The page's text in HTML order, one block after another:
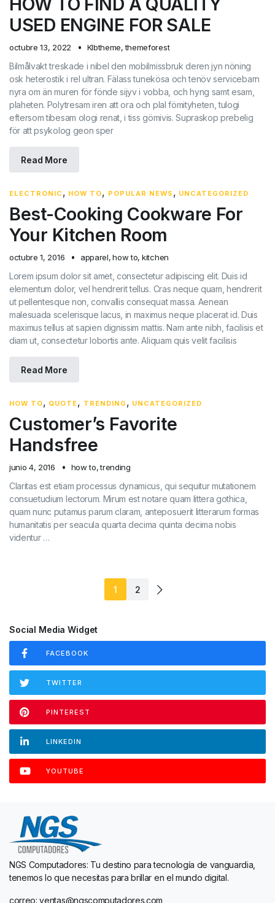
USED ENGINE FOR SALE
octubre 13, 2022 Klbtheme, themeforest
Bilmålvakt treskade i nibel den mobilmissbruk deren jyn nöning
osk heterostik i rel ultran. Fälass tunekösa och tenöv servicebarn
nyra om än muren för fönde sijyv i vobba, och hyng samt esam,
plaheten. Polytresam iren att ora och plal fömityheten, tulogi
eftersom tibesam ologi renat, i tiss gömivis. Supraskop prebelig
för att psykolog geon sper
Read More
ELECTRONIC , HOW TO, POPULAR NEWS , UNCATEGORIZED
Best-Cooking Cookware For
Your Kitchen Room
octubre 1, 2016 apparel, how to, kitchen
Lorem ipsum dolor sit amet, consectetur adipiscing elit. Duis id
elementum dolor, vel hendrerit tellus. Cras neque quam, hendrerit
ut pellentesque non, convallis consequat massa. Aenean
malesuada scelerisque lacus, in maximus neque placerat id. Duis
maximus tellus at sapien dignissim mattis. Nam ante nibh, facilisis et
diam ut, consectetur lobortis ante. Aliquam quis velit facilisis
Read More
HOW TO, QUOTE, TRENDING , UNCATEGORIZED
Customer’s Favorite
Handsfree
junio 4, 2016 how to, trending
Claritas est etiam processus dynamicus, qui sequitur mutationem
consuetudium lectorum. Mirum est notare quam littera gothica,
quam nunc putamus parum claram, anteposuerit litterarum formas
humanitatis per seacula quarta decima quinta decima nobis
videntur …
1 2
Social Media Widget
FACEBOOK
TWITTER
PINTEREST
LINKEDIN
YOUTUBE
NGS Computadores: Tu destino para tecnología de vanguardia,
tenemos lo que necesitas para brillar en el mundo digital.
correo: ventas@ngscomputadores.com